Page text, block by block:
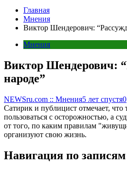
Главная
Мнения
Виктор Шендерович:
Мнения
Виктор Шендерович:
народе”
NEWSru.com :: Мнения5 лет спустя0
Сатирик и публицист отмечает,
пользоваться с осторожностью, а
от того, по каким правилам
организуют свою жизнь.
Навигация по записям